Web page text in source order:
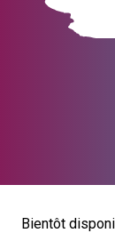
Bientôt